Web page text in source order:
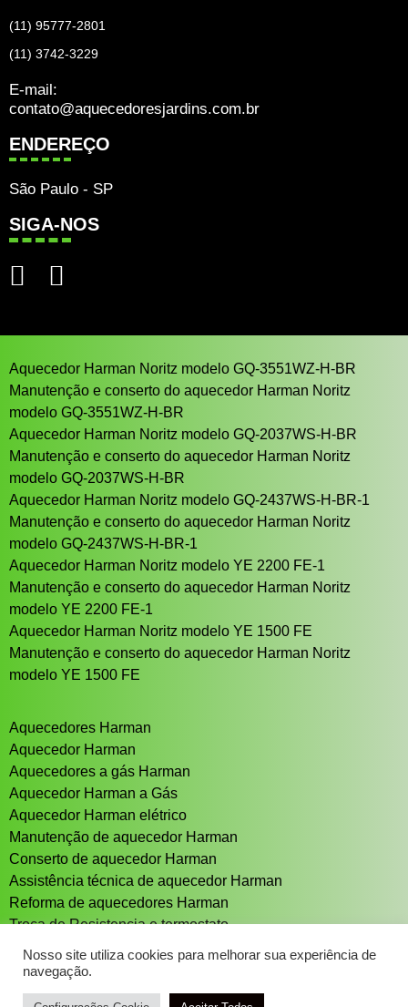
(11) 95777-2801
(11) 3742-3229
E-mail:
contato@aquecedoresjardins.com.br
ENDEREÇO
São Paulo - SP
SIGA-NOS
Aquecedor Harman Noritz modelo GQ-3551WZ-H-BR
Manutenção e conserto do aquecedor Harman Noritz
modelo GQ-3551WZ-H-BR
Aquecedor Harman Noritz modelo GQ-2037WS-H-BR
Manutenção e conserto do aquecedor Harman Noritz
modelo GQ-2037WS-H-BR
Aquecedor Harman Noritz modelo GQ-2437WS-H-BR-1
Manutenção e conserto do aquecedor Harman Noritz
modelo GQ-2437WS-H-BR-1
Aquecedor Harman Noritz modelo YE 2200 FE-1
Manutenção e conserto do aquecedor Harman Noritz
modelo YE 2200 FE-1
Aquecedor Harman Noritz modelo YE 1500 FE
Manutenção e conserto do aquecedor Harman Noritz
modelo YE 1500 FE
Aquecedores Harman
Aquecedor Harman
Aquecedores a gás Harman
Aquecedor Harman a Gás
Aquecedor Harman elétrico
Manutenção de aquecedor Harman
Conserto de aquecedor Harman
Assistência técnica de aquecedor Harman
Reforma de aquecedores Harman
Troca de Resistencia e termostato
Aquecedor solar Sistema de aquecimento solar
Nosso site utiliza cookies para melhorar sua experiência de
navegação.